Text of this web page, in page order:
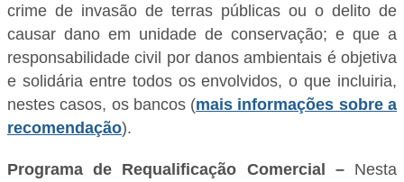
crime de invasão de terras públicas ou o delito de
causar dano em unidade de conservação; e que a
responsabilidade civil por danos ambientais é objetiva
e solidária entre todos os envolvidos, o que incluiria,
nestes casos, os bancos (mais informações sobre a
recomendação).
Programa de Requalificação Comercial –
Nesta